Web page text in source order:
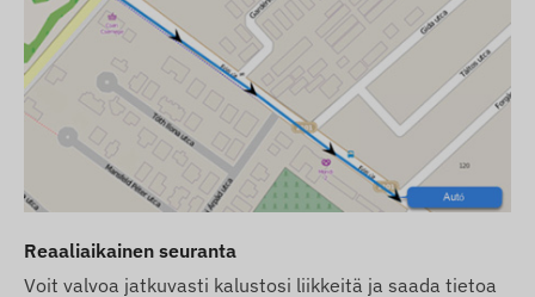
kortin hallinnan (lataus, vuotuinen tietojen
tarkistus) hoitaminen on sinun vastuullasi.
Jos ostat laitteen lisäksi ohjelmistotilauksen,
mutta et SIM-korttia, laite toimitetaan
ohjelmistoomme rekisteröitynä ja
toimintavalmiina. SIM-kortin hankinta, asennus
ja hallinta on kuitenkin edelleen sinun
Reaaliaikainen seuranta
Voit valvoa jatkuvasti kalustosi liikkeitä ja saada tietoa